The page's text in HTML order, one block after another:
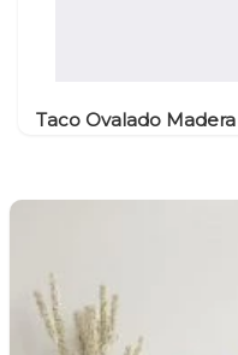
Taco Ovalado Madera